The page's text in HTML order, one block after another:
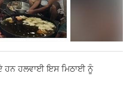
ਹਨ ਹਲਵਾਈ ਇਸ ਮਿਠਾਈ ਨੂੰ